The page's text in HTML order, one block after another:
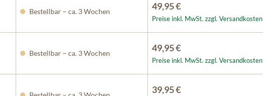
Bestellbar – ca. 3 Wochen 49,95 €
Preise inkl. MwSt. zzgl. Versandkosten
Bestellbar – ca. 3 Wochen 49,95 €
Preise inkl. MwSt. zzgl. Versandkosten
39,95 €